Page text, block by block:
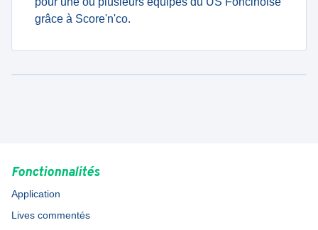
grâce à Score'n'co.
Fonctionnalités
Application
Lives commentés